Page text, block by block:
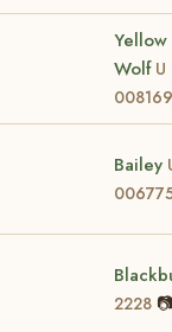
Yellow
Wolf U
Bailey
2228